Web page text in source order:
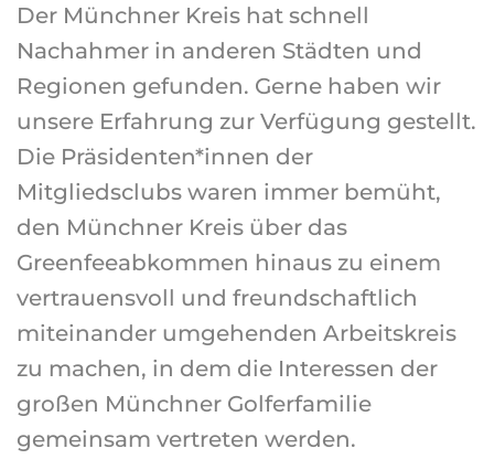
Der Münchner Kreis hat schnell
Nachahmer in anderen Städten und
Regionen gefunden. Gerne haben wir
unsere Erfahrung zur Verfügung gestellt.
Die Präsidenten*innen der
Mitgliedsclubs waren immer bemüht,
den Münchner Kreis über das
Greenfeeabkommen hinaus zu einem
vertrauensvoll und freundschaftlich
miteinander umgehenden Arbeitskreis
zu machen, in dem die Interessen der
großen Münchner Golferfamilie
gemeinsam vertreten werden.